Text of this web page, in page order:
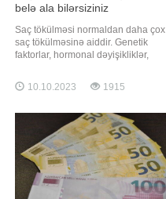
belə ala bilərsiziniz
Saç tökülməsi normaldan daha çox
saç tökülməsinə aiddir. Genetik
faktorlar, hormonal dəyişikliklər,
tökülməsinə səbəb ola bilər. Saç
tökülməsinə nəzarət etmək üçün
tövsiyələri ilə balanslaşdırılmış
qidalanma ilə müalicə variantları
tətbiq olun
10.10.2023 1915